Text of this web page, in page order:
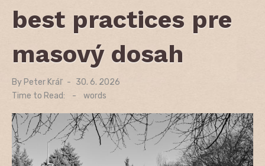
best practices pre
masový dosah
By Peter Kráľ
Posted
on
30. 6. 2026
Time to Read:
- words